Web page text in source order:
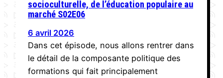
socioculturelle, de l’éducation populaire au
marché S02E06
6 avril 2026
Dans cet épisode, nous allons rentrer dans
le détail de la composante politique des
formations qui fait principalement